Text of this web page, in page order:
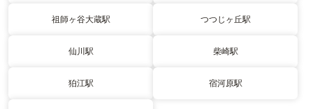
祖師ヶ谷大蔵駅 つつじヶ丘駅
仙川駅 柴崎駅
狛江駅 宿河原駅